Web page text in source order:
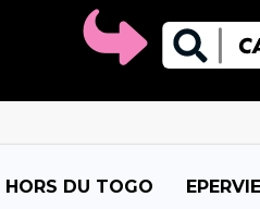
HORS DU TOGO